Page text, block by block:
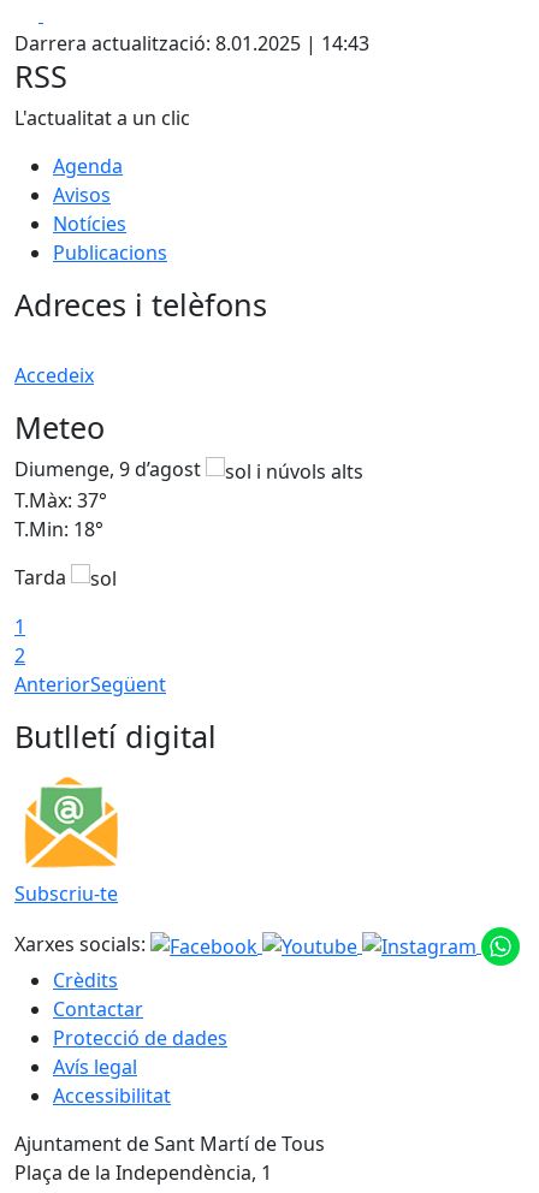
Darrera actualització: 8.01.2025 | 14:43
RSS
L'actualitat a un clic
Agenda
Avisos
Notícies
Publicacions
Adreces i telèfons
Accedeix
Meteo
Diumenge, 9 d’agost
T.Màx: 37°
T.Min: 18°
Tarda
1
2
AnteriorSegüent
Butlletí digital
Subscriu-te
Xarxes socials:
Crèdits
Contactar
Protecció de dades
Avís legal
Accessibilitat
Ajuntament de Sant Martí de Tous
Plaça de la Independència, 1